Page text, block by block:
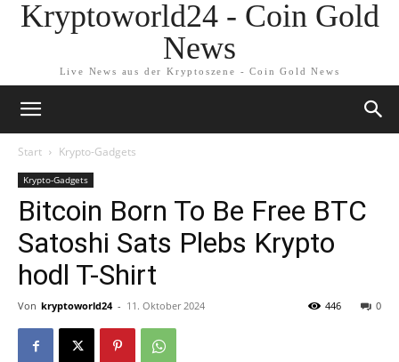
Kryptoworld24 - Coin Gold
News
Live News aus der Kryptoszene - Coin Gold News
Start Krypto-Gadgets
Krypto-Gadgets
Bitcoin Born To Be Free BTC
Satoshi Sats Plebs Krypto
hodl T-Shirt
Von kryptoworld24 - 11. Oktober 2024 0
446